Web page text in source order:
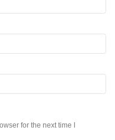
for the next time I